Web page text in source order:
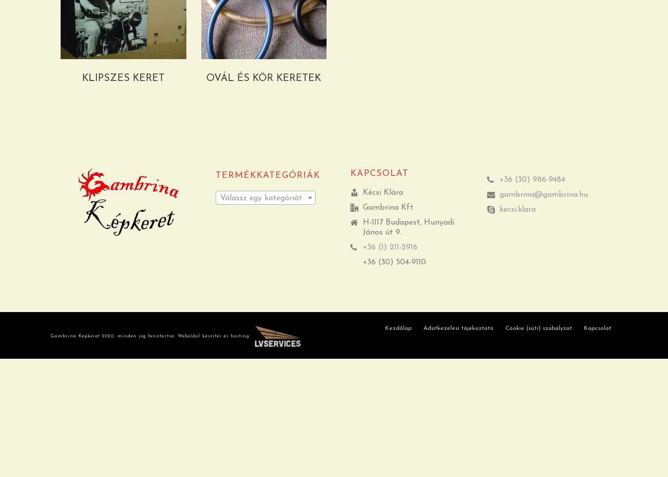
KLIPSZES KERET OVÁL ÉS KÖR KERETEK
TERMÉKKATEGÓRIÁK
Válassz egy kategóriát
KAPCSOLAT
Kécsi Klára
Gambrina Kft.
H-1117 Budapest, Hunyadi
János út 9.
+36 (1) 211-2916
+36 (30) 504-9110
+36 (30) 986-9484
gambrina@gambrina.hu
kecsi.klara
Gambrina Képkeret 2020, minden jog fenntartva. Weboldal készítés és hosting:
Kezdőlap Adatkezelési tájékoztató Cookie (süti) szabályzat Kapcsolat